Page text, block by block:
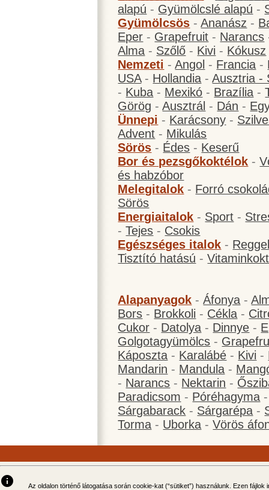
alapú - Gyümölcslé alapú -
Gyümölcsös -Ananász -
Eper - Grapefruit - Narancs
Alma - Szőlő - Kivi - Kókusz
Nemzeti -Angol - Francia -
USA- Hollandia -Ausztria -
- Kuba - Mexikó - Brazília -
Görög -Ausztrál - Dán -
Ünnepi - Karácsony -
Advent - Mikulás
Sörös - Édes - Keserű
Bor és pezsgőkoktélok -
és habzóbor
Melegitalok - Forró
Sörös
Energiaitalok - Sport -
-Tejes - Csokis
Egészséges italok -
Tisztító hatású -
Alapanyagok -Áfonya -
Bors - Brokkoli - Cékla -
Cukor - Datolya - Dinnye -
Golgotagyümölcs -
Káposzta - Karalábé - Kivi -
Mandarin - Mandula -
- Narancs - Nektarin -
Paradicsom - Póréhagyma
Sárgabarack - Sárgarépa -
Torma - Uborka -Vörös
info Az oldalon történő látogatása során cookie-kat (“sütiket”) használunk. Ezen